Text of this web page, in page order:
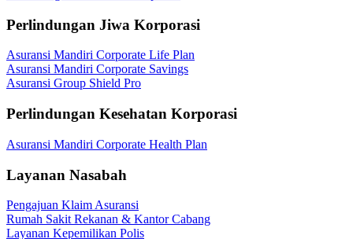
Perlindungan Jiwa Korporasi
Asuransi Mandiri Corporate Life Plan
Asuransi Mandiri Corporate Savings
Asuransi Group Shield Pro
Perlindungan Kesehatan Korporasi
Asuransi Mandiri Corporate Health Plan
Layanan Nasabah
Pengajuan Klaim Asuransi
Rumah Sakit Rekanan & Kantor Cabang
Layanan Kepemilikan Polis